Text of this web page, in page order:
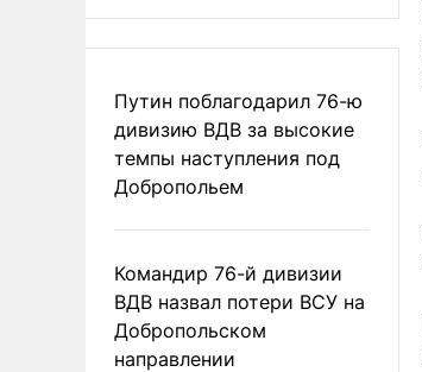
Путин поблагодарил 76-ю
дивизию ВДВ за высокие
темпы наступления под
Добропольем
Командир 76-й дивизии
ВДВ назвал потери ВСУ на
Добропольском
направлении